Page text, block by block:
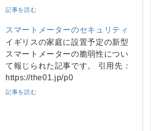
記事を読む
スマートメーターのセキュリティ
イギリスの家庭に設置予定の新型
スマートメーターの脆弱性につい
て報じられた記事です。 引用先：
https://the01.jp/p0
記事を読む